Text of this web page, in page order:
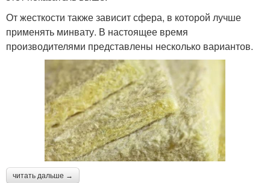
От жесткости также зависит сфера, в которой лучше
применять минвату. В настоящее время
производителями представлены несколько вариантов.
читать дальше →